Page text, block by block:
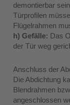
demontierbar
Türprofilen
Flügelrahmen
h) Gefälle: Das
der Tür weg
Anschluss der
Die Abdichtung
Blendrahmen
angeschlossen